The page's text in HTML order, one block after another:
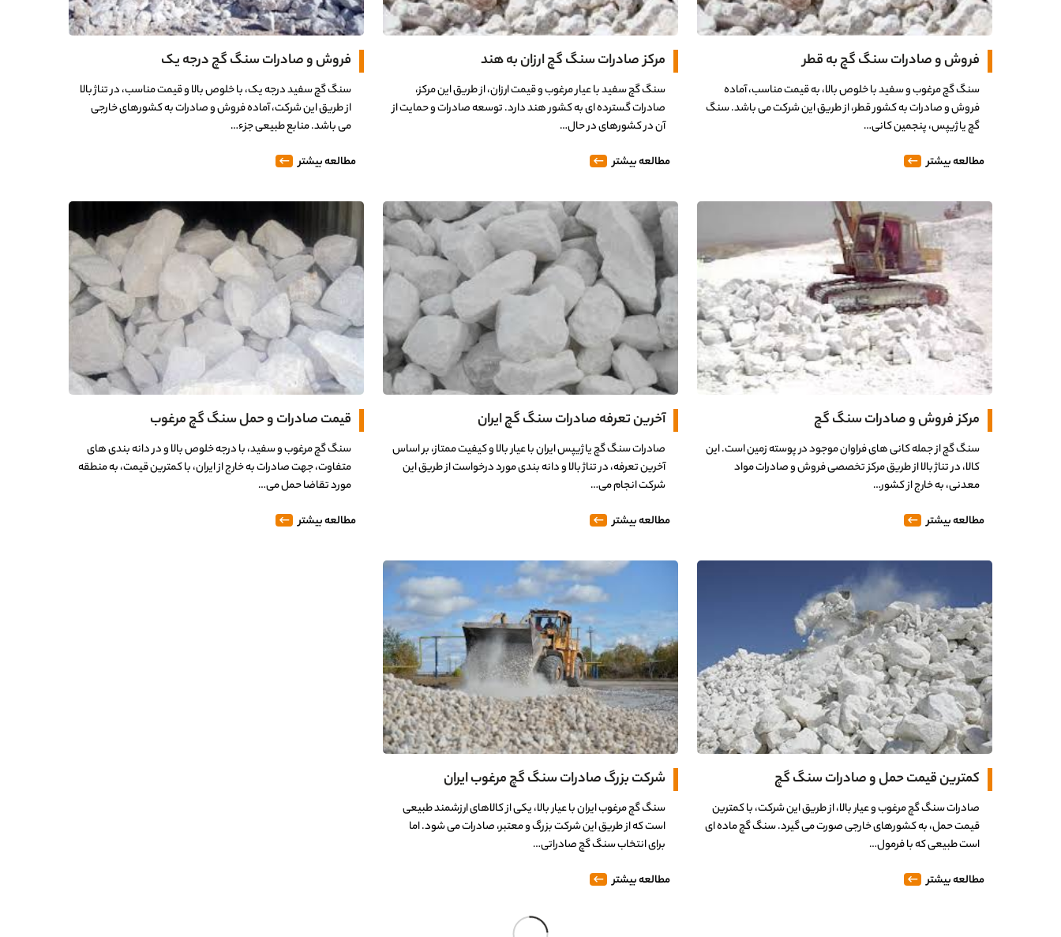
فروش و صادرات سنگ گچ به قطر
سنگ گچ مرغوب و سفید با خلوص بالا، به قیمت مناسب، آماده
فروش و صادرات به کشور قطر، از طریق این شرکت می باشد. سنگ
گچ یا ژیپس، پنجمین کانی…
مطالعه بیشتر
مرکز صادرات سنگ گچ ارزان به هند
سنگ گچ سفید با عیار مرغوب و قیمت ارزان، از طریق این مرکز،
صادرات گسترده ای به کشور هند دارد. توسعه صادرات و حمایت از
آن در کشورهای در حال…
مطالعه بیشتر
فروش و صادرات سنگ گچ درجه یک
سنگ گچ سفید درجه یک، با خلوص بالا و قیمت مناسب، در تناژ بالا
از طریق این شرکت، آماده فروش و صادرات به کشورهای خارجی
می باشد. منابع طبیعی جزء…
مطالعه بیشتر
مرکز فروش و صادرات سنگ گچ
سنگ گچ از جمله کانی های فراوان موجود در پوسته زمین است. این
کالا، در تناژ بالا از طریق مرکز تخصصی فروش و صادرات مواد
معدنی، به خارج از کشور…
مطالعه بیشتر
آخرین تعرفه صادرات سنگ گچ ایران
صادرات سنگ گچ یا ژیپس ایران با عیار بالا و کیفیت ممتاز، بر اساس
آخرین تعرفه، در تناژ بالا و دانه بندی مورد درخواست از طریق این
شرکت انجام می…
مطالعه بیشتر
قیمت صادرات و حمل سنگ گچ مرغوب
سنگ گچ مرغوب و سفید، با درجه خلوص بالا و در دانه بندی های
متفاوت، جهت صادرات به خارج از ایران، با کمترین قیمت، به منطقه
مورد تقاضا حمل می…
مطالعه بیشتر
کمترین قیمت حمل و صادرات سنگ گچ
صادرات سنگ گچ مرغوب و عیار بالا، از طریق این شرکت، با کمترین
قیمت حمل، به کشورهای خارجی صورت می گیرد. سنگ گچ ماده ای
است طبیعی که با فرمول…
مطالعه بیشتر
شرکت بزرگ صادرات سنگ گچ مرغوب ایران
سنگ گچ مرغوب ایران با عیار بالا، یکی از کالاهای ارزشمند طبیعی
است که از طریق این شرکت بزرگ و معتبر، صادرات می شود. اما
برای انتخاب سنگ گچ صادراتی…
مطالعه بیشتر